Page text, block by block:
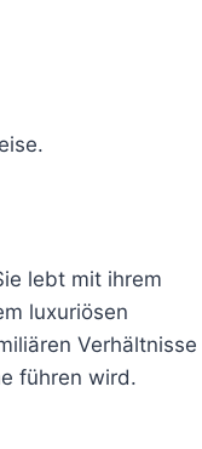
lebt mit ihrem
luxuriösen
Verhältnisse
führen wird.